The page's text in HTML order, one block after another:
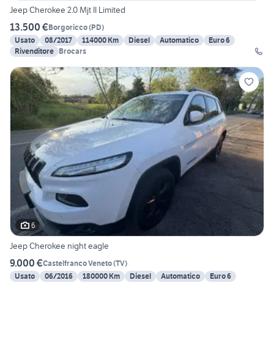
Jeep Cherokee 2.0 Mjt II Limited
13.500 €Borgoricco(PD)
Usato
08/2017 114000 Km Diesel Automatico
Euro 6
Rivenditore Brocars
6
Jeep Cherokee night eagle
9.000 €Castelfranco Veneto(TV)
Usato
06/2016 180000 Km Diesel Automatico Euro 6